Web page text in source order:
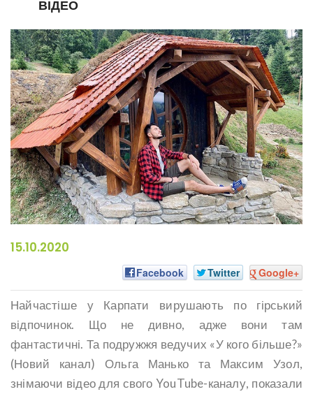
ВІДЕО
15.10.2020
Facebook Twitter Google+
Найчастіше у Карпати вирушають по гірський
відпочинок. Що не дивно, адже вони там
фантастичні. Та подружжя ведучих «У кого більше?»
(Новий канал) Ольга Манько та Максим Узол,
знімаючи відео для свого YouTube-каналу, показали